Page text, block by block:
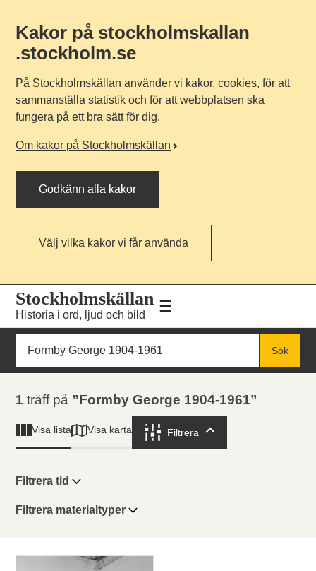
Kakor på stockholmskallan
.stockholm.se
På Stockholmskällan använder vi kakor, cookies, för att
sammanställa statistik och för att webbplatsen ska
fungera på ett bra sätt för dig.
Om kakor på Stockholmskällan
Godkänn alla kakor
Välj vilka kakor vi får använda
navigationen
huvudinnehållet
Stockholmskällan
Historia i ord, ljud och bild
Sök
Sök
Sökresultat
1 träff på Formby George 1904-1961
Visa lista Visa karta Filtrera
Visningsläge
Filtrera tid
Filtrera materialtyper